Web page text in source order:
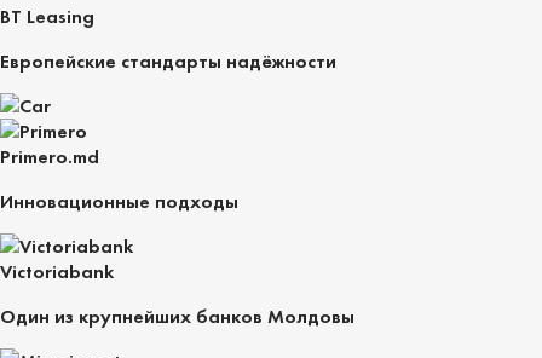
BT Leasing
Европейские стандарты надёжности
Primero.md
Инновационные подходы
Victoriabank
Один из крупнейших банков Молдовы